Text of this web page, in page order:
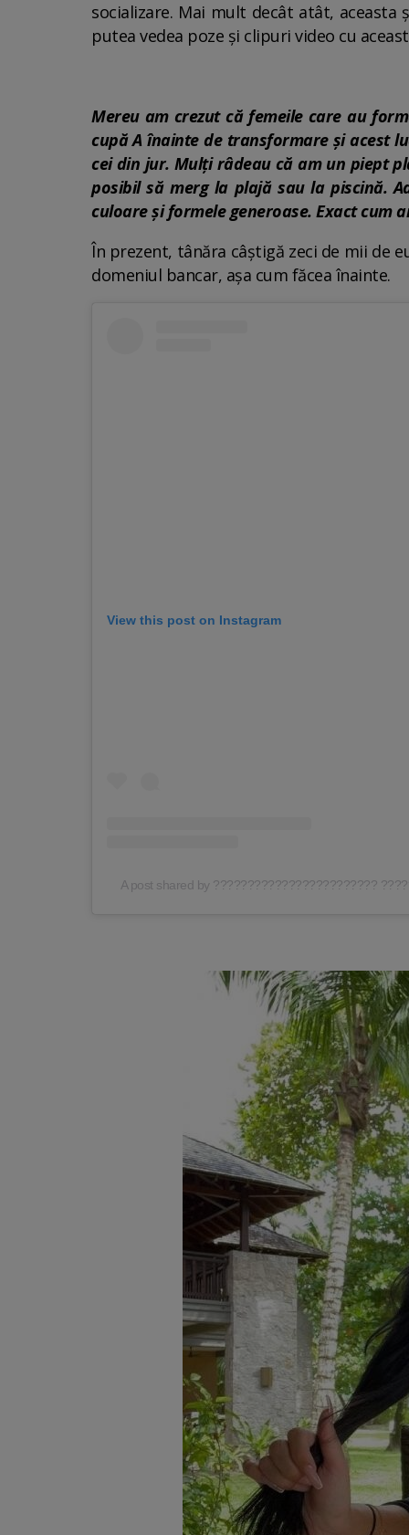
socializare. Mai mult decât atât,
putea vedea poze și clipuri video cu
Mereu am crezut că femeile care au
cupă A înainte de transformare și acest
cei din jur. Mulți râdeau că am un piept
posibil să merg la plajă sau la piscină.
culoare și formele generoase. Exact cum
În prezent, tânăra câștigă zeci de mii de
domeniul bancar, așa cum făcea înainte.
View this post on Instagram
A post shared by ????????????????????????